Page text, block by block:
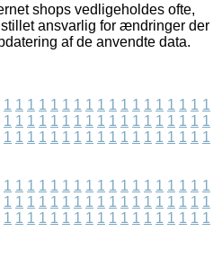
shops vedligeholdes ofte,
ansvarlig for ændringer der
af de anvendte data.
1 1 1 1 1 1 1 1 1 1 1 1 1 1 1 1 1 1
1 1 1 1 1 1 1 1 1 1 1 1 1 1 1 1 1 1
1 1 1 1 1 1 1 1 1 1 1 1 1 1 1 1 1 1
1 1 1 1 1 1 1 1 1 1 1 1 1 1 1 1 1 1
1 1 1 1 1 1 1 1 1 1 1 1 1 1 1 1 1 1
1 1 1 1 1 1 1 1 1 1 1 1 1 1 1 1 1 1